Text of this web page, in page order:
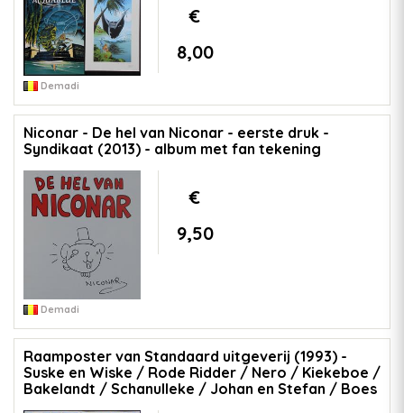
€
8,00
Demadi
Niconar - De hel van Niconar - eerste druk -
Syndikaat (2013) - album met fan tekening
€
9,50
Demadi
Raamposter van Standaard uitgeverij (1993) -
Suske en Wiske / Rode Ridder / Nero / Kiekeboe /
Bakelandt / Schanulleke / Johan en Stefan / Boes